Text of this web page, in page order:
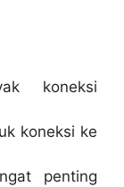
koneksi
koneksi ke
penting